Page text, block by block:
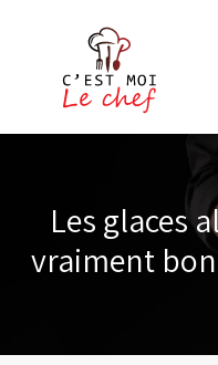
Les glaces
vraiment